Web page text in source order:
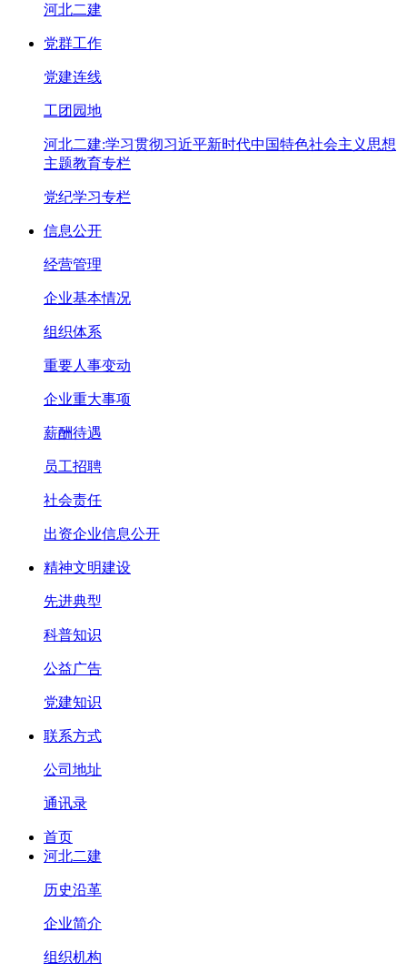
河北二建
党群工作
党建连线
工团园地
河北二建:学习贯彻习近平新时代中国特色社会主义思想
主题教育专栏
党纪学习专栏
信息公开
经营管理
企业基本情况
组织体系
重要人事变动
企业重大事项
薪酬待遇
员工招聘
社会责任
出资企业信息公开
精神文明建设
先进典型
科普知识
公益广告
党建知识
联系方式
公司地址
通讯录
首页
河北二建
历史沿革
企业简介
组织机构